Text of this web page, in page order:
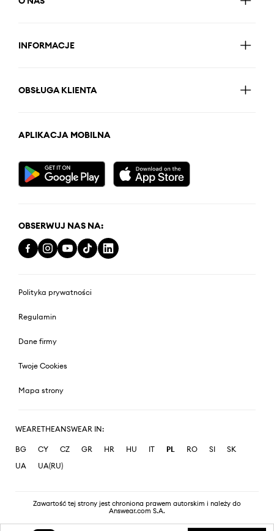
INFORMACJE
OBSŁUGA KLIENTA
APLIKACJA MOBILNA
OBSERWUJ NAS NA:
Polityka prywatności
Regulamin
Dane firmy
Twoje Cookies
Mapa strony
WEARETHEANSWEAR IN:
BG CY CZ GR HR HU IT PL RO SI
SK
UA
UA(RU)
Zawartość tej strony jest chroniona prawem autorskim i należy do
Answear.com S.A.